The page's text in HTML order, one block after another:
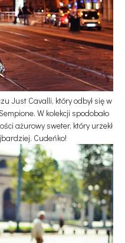
Just Cavalli, który odbył się w
W kolekcji spodobało
ażurowy sweter, który urzekł
Cudeńko!